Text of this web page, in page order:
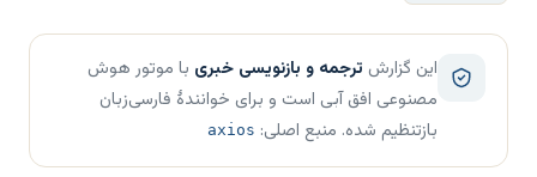
این گزارش ترجمه و بازنویسی خبری با موتور هوش
مصنوعی افق آبی است و برای خوانندهٔ فارسی‌زبان
بازتنظیم شده. منبع اصلی: axios